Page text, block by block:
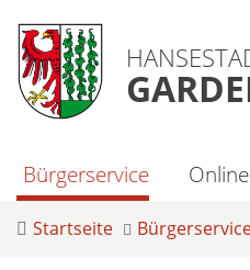
Bürgerservice
Startseite